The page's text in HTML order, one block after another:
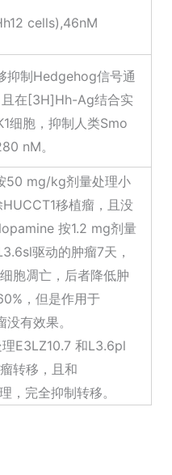
cells),46nM
抑制Hedgehog信号通
在[3H]Hh-Ag结合实
细胞，抑制人类Smo
nM。
50 mg/kg剂量处理小
移植瘤，且没
按1.2 mg剂量
驱动的肿瘤7天，
胞凋亡，后者降低肿
，但是作用于
有效果。
E3LZ10.7 和L3.6pl
转移，且和
，完全抑制转移。